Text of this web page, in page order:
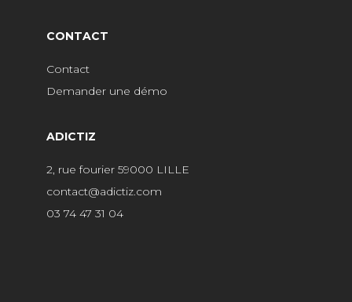
CONTACT
Contact
Demander une démo
ADICTIZ
2, rue fourier 59000 LILLE
contact@adictiz.com
03 74 47 31 04